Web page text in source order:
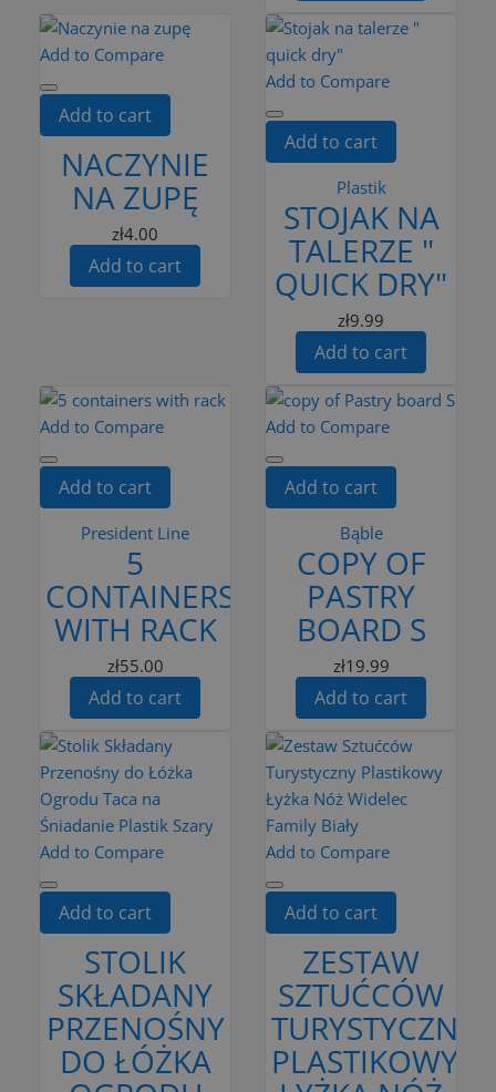
Add to Compare
Add to cart
NACZYNIE
NA ZUPĘ
zł4.00
Add to cart
Add to Compare
Add to cart
Plastik
STOJAK NA
TALERZE "
QUICK DRY"
zł9.99
Add to cart
Add to Compare
Add to cart
President Line
5
CONTAINERS
WITH RACK
zł55.00
Add to cart
Add to Compare
Add to cart
Bąble
COPY OF
PASTRY
BOARD S
zł19.99
Add to cart
Add to Compare
Add to cart
STOLIK
SKŁADANY
PRZENOŚNY
DO ŁÓŻKA
Add to Compare
Add to cart
ZESTAW
SZTUĆCÓW
TURYSTYCZNY
PLASTIKOWY